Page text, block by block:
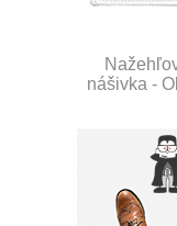
nášivka -